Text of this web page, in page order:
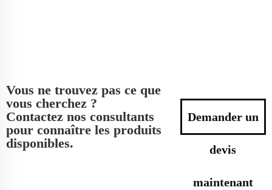
Vous ne trouvez pas ce que
vous cherchez ?
Contactez nos consultants
pour connaître les produits
disponibles.
Demander un
devis
maintenant